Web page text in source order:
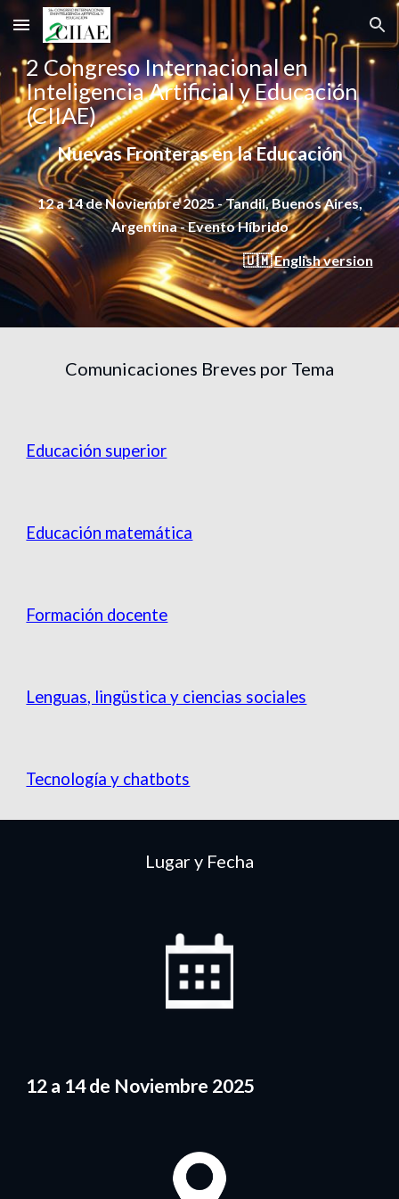
Skip to main content Skip to navigation
2 Congreso Internacional en
Inteligencia Artificial y Educación
(CIIAE)
Nuevas Fronteras en la Educación
12 a 14 de Noviembre 2025 - Tandil, Buenos Aires,
Argentina - Evento Híbrido
🇺🇲English version
Comunicaciones Breves por Tema
Educación superior
Educación matemática
Formación docente
Lenguas, lingüstica y ciencias sociales
Tecnología y chatbots
Lugar y Fecha
12 a 14 de Noviembre 2025